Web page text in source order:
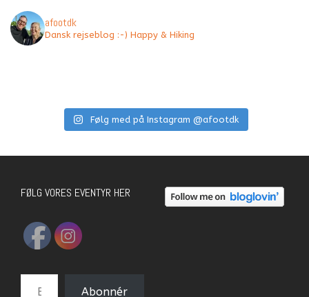
afootdk
Dansk rejseblog :-) Happy & Hiking
Følg med på Instagram @afootdk
FØLG VORES EVENTYR HER
E-mail-adresse
Abonnér